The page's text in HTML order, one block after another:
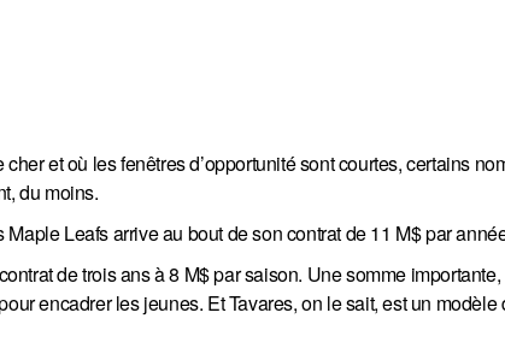
et où les fenêtres d’opportunité sont courtes, certains
du moins.
Leafs arrive au bout de son contrat de 11 M$ par
de trois ans à 8 M$ par saison. Une somme
encadrer les jeunes. Et Tavares, on le sait, est un modèle